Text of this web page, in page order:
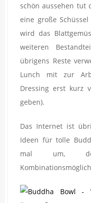
schön aussehen tut
eine große
wird das
weiteren
übrigens Reste
Lunch mit zur
Dressing erst kurz
geben).
Das Internet ist
Ideen für tolle
mal um,